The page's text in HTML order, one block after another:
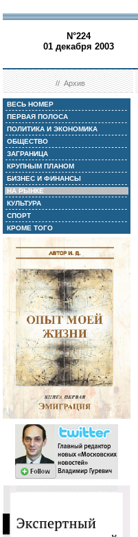
N°224
01 декабря 2003
//Архив
ВЕСЬ НОМЕР
ПЕРВАЯ ПОЛОСА
ПОЛИТИКА И ЭКОНОМИКА
ОБЩЕСТВО
ЗАГРАНИЦА
КРУПНЫМ ПЛАНОМ
БИЗНЕС И ФИНАНСЫ
НА РЫНКЕ
КУЛЬТУРА
СПОРТ
КРОМЕ ТОГО